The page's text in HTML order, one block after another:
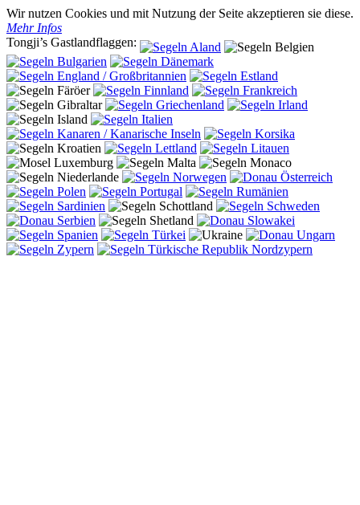
Wir nutzen Cookies und mit Nutzung der Seite akzeptieren sie diese.
Mehr Infos
Tongji’s Gastlandflaggen: